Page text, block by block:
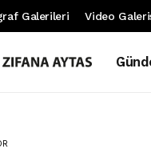
Galerileri Video